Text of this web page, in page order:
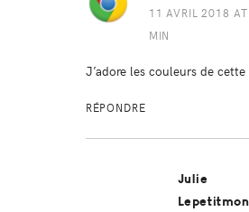
11 AVRIL 2018
MIN
J’adore les couleurs de
RÉPONDRE
Julie